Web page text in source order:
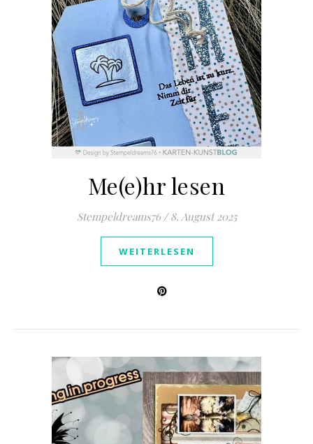
Me(e)hr lesen
Stempeldreams76 / 8. August 2025
WEITERLESEN